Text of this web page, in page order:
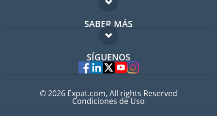
Foro para expatriados
Guía para expatriados
Trabajos en el extranjero
SABER MÁS
FAQ
Expertos
SÍGUENOS
© 2026 Expat.com, All rights Reserved
Condiciones de Uso